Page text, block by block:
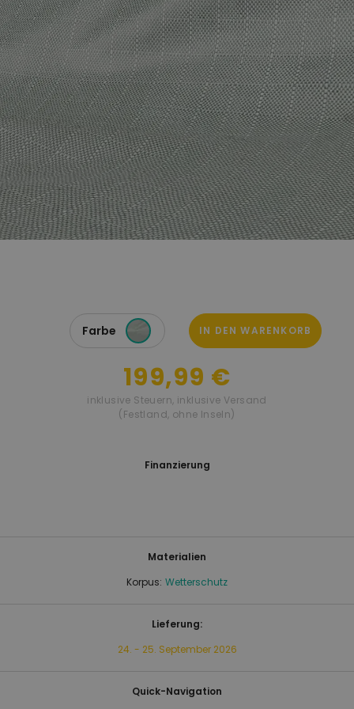
Farbe IN DEN WARENKORB
199,99 €
inklusive Steuern, inklusive Versand
(Festland, ohne Inseln)
Materialien
Korpus: Wetterschutz
Lieferung:
24. - 25. September 2026
Quick-Navigation
Finanzierung